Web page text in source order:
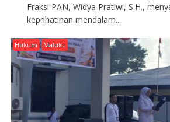
Fraksi PAN, Widya Pratiwi, S.H.,
keprihatinan mendalam...
Hukum Maluku